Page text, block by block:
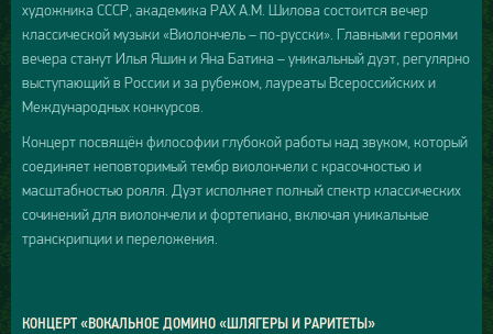
художника СССР, академика РАХ А.М. Шилова состоится вечер
классической музыки «Виолончель – по-русски». Главными героями
вечера станут Илья Яшин и Яна Батина – уникальный дуэт, регулярно
выступающий в России и за рубежом, лауреаты Всероссийских и
Международных конкурсов.
Концерт посвящён философии глубокой работы над звуком, который
соединяет неповторимый тембр виолончели с красочностью и
масштабностью рояля. Дуэт исполняет полный спектр классических
сочинений для виолончели и фортепиано, включая уникальные
транскрипции и переложения.
КОНЦЕРТ «ВОКАЛЬНОЕ ДОМИНО «ШЛЯГЕРЫ И РАРИТЕТЫ»